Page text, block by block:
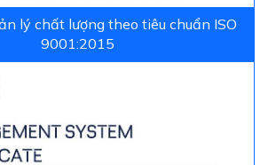
lý chất lượng theo tiêu chuẩn ISO
9001:2015